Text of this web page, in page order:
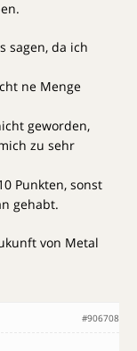
sagen, da ich
ne Menge
geworden,
zu sehr
Punkten, sonst
gehabt.
von Metal
#906708